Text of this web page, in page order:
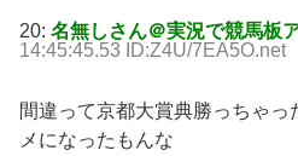
20: 名無しさん＠実況で競馬板
14:45:45.53 ID:Z4U/7EA5O.net
間違って京都大賞典勝っちゃ
メになったもんな